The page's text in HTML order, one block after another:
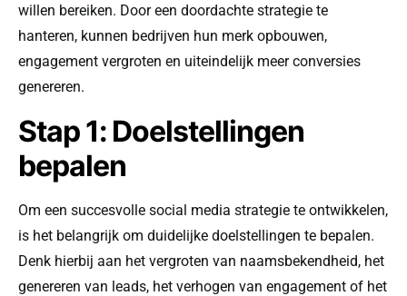
willen bereiken. Door een doordachte strategie te
hanteren, kunnen bedrijven hun merk opbouwen,
engagement vergroten en uiteindelijk meer conversies
genereren.
Stap 1: Doelstellingen
bepalen
Om een succesvolle social media strategie te ontwikkelen,
is het belangrijk om duidelijke doelstellingen te bepalen.
Denk hierbij aan het vergroten van naamsbekendheid, het
genereren van leads, het verhogen van engagement of het